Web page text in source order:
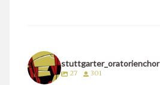
stuttgarter_oratorienchor
27 301